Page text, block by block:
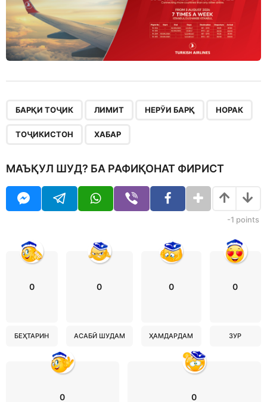
БАРҚИ ТОҶИК ЛИМИТ НЕРӮИ БАРҚ НОРАК
ТОҶИКИСТОН ХАБАР
МАЪҚУЛ ШУД? БА РАФИҚОНАТ ФИРИСТ
-1 points
0
БЕҲТАРИН
0
АСАБӢ ШУДАМ
0
ҲАМДАРДАМ
0
ЗУР
0 0